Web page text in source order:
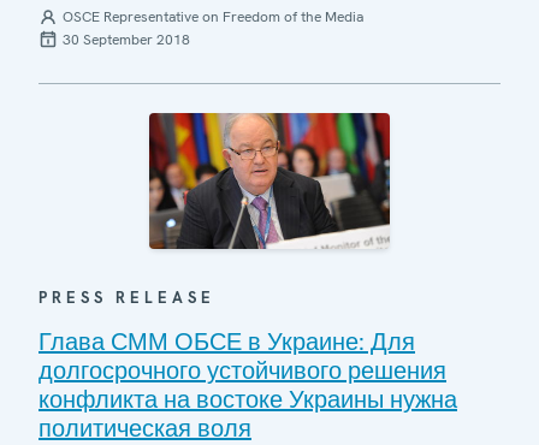
OSCE Representative on Freedom of the Media
30 September 2018
PRESS RELEASE
Глава СММ ОБСЕ в Украине: Для
долгосрочного устойчивого решения
конфликта на востоке Украины нужна
политическая воля